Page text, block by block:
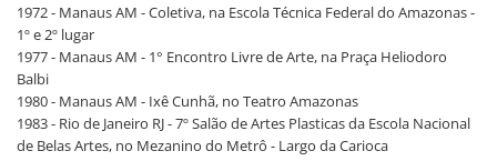
1972 - Manaus AM - Coletiva, na Escola Técnica Federal do Amazonas -
1º e 2º lugar
1977 - Manaus AM - 1° Encontro Livre de Arte, na Praça Heliodoro
Balbi
1980 - Manaus AM - Ixê Cunhã, no Teatro Amazonas
1983 - Rio de Janeiro RJ - 7º Salão de Artes Plasticas da Escola Nacional
de Belas Artes, no Mezanino do Metrô - Largo da Carioca